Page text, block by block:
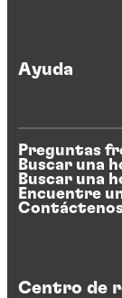
Ayuda
Preguntas
Buscar una
Buscar una
Encuentre
Centro de